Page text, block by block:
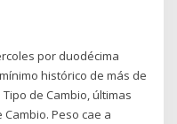
por duodécima
histórico de más de
de Cambio, últimas
Peso cae a